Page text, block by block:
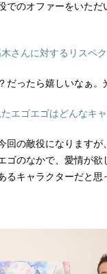
でのオファーをいただ
さんに対するリスペク
だったら嬉しいなぁ。
エゴエゴはどんなキ
回の敵役になります
ゴのなかで、愛情が
るキャラクターだと思